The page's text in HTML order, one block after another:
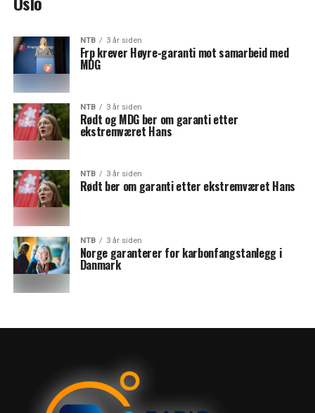
NTB 3 år siden
Frp krever Høyre-garanti mot samarbeid med
MDG
NTB 3 år siden
Rødt og MDG ber om garanti etter
ekstremværet Hans
NTB 3 år siden
Rødt ber om garanti etter ekstremværet Hans
NTB 3 år siden
Norge garanterer for karbonfangstanlegg i
Danmark